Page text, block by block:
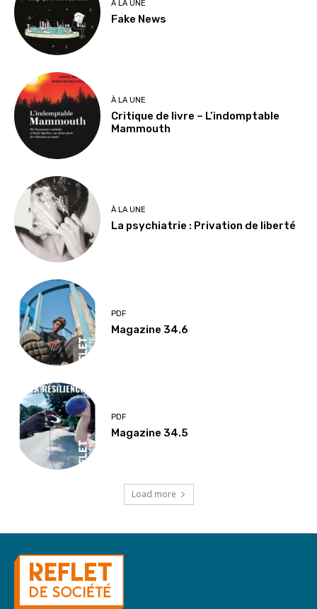
À LA UNE
Fake News
À LA UNE
Critique de livre – L’indomptable
Mammouth
À LA UNE
La psychiatrie : Privation de liberté
PDF
Magazine 34.6
PDF
Magazine 34.5
Load more